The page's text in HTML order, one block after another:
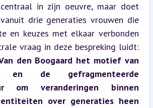
in zijn oeuvre, maar doet
drie generaties vrouwen die
en keuzes met elkaar verbonden
blijven. De centrale vraag in deze bespreking luidt:
den Boogaard het motief van
de gefragmenteerde
om veranderingen binnen
over generaties heen